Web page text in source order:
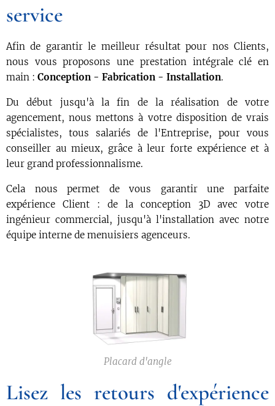
service
Afin de garantir le meilleur résultat pour nos Clients,
nous vous proposons une prestation intégrale clé en
main : Conception - Fabrication - Installation.
Du début jusqu'à la fin de la réalisation de votre
agencement, nous mettons à votre disposition de vrais
spécialistes, tous salariés de l'Entreprise, pour vous
conseiller au mieux, grâce à leur forte expérience et à
leur grand professionnalisme.
Cela nous permet de vous garantir une parfaite
expérience Client : de la conception 3D avec votre
ingénieur commercial, jusqu'à l'installation avec notre
équipe interne de menuisiers agenceurs.
Placard d'angle
Lisez les retours d'expérience